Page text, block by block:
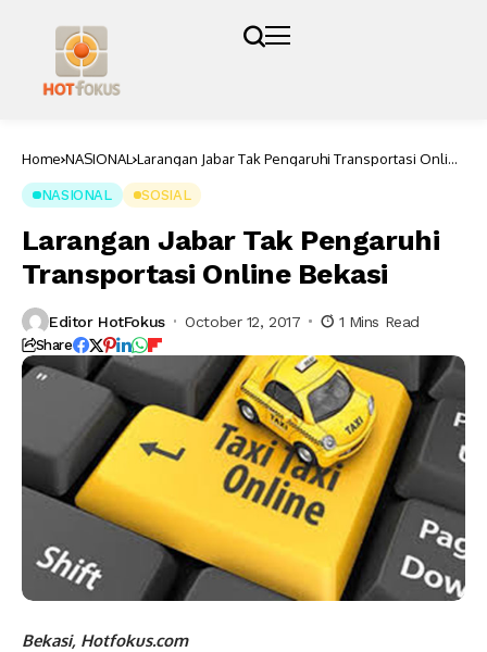
Home NASIONAL Larangan Jabar Tak Pengaruhi Transportasi Online
NASIONAL SOSIAL
Larangan Jabar Tak Pengaruhi
Transportasi Online Bekasi
Editor HotFokus October 12, 2017 1 Mins Read
Share
Bekasi, Hotfokus.com